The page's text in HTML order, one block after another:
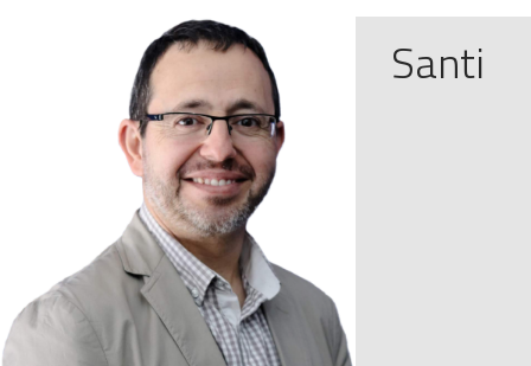
INVESTIGACIÓN
PROGRAMAS
ACTIVIDADES
JOB MARKET
SEARCH SITE
Santi